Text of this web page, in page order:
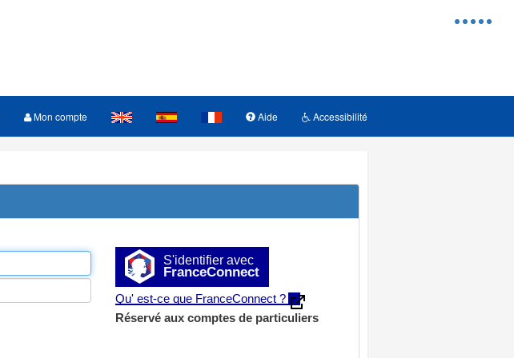
Menu
Mon compte Aide Accessibilité
S'identifier avec
FranceConnect
Qu' est-ce que FranceConnect ?
Réservé aux comptes de particuliers